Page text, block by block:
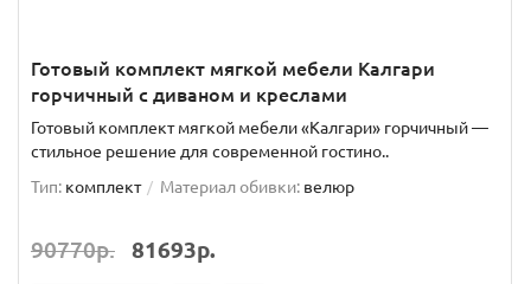
Готовый комплект мягкой мебели Калгари
горчичный с диваном и креслами
Готовый комплект мягкой мебели «Калгари» горчичный —
стильное решение для современной гостино..
Тип: комплект Материал обивки: велюр
90770р. 81693р.